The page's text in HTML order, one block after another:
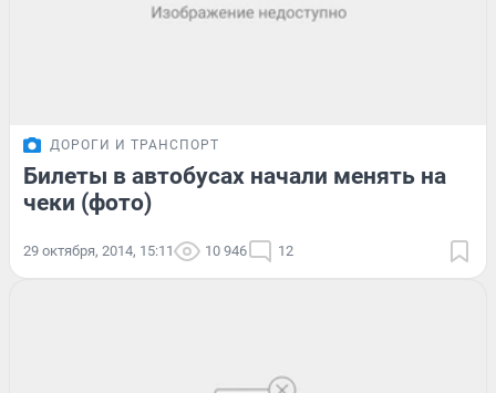
ДОРОГИ И ТРАНСПОРТ
Билеты в автобусах начали менять на
чеки (фото)
29 октября, 2014, 15:11 10 946 12